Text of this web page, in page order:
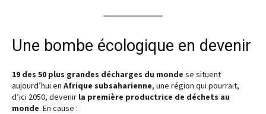
Une bombe écologique en devenir
19 des 50 plus grandes décharges du monde se situent
aujourd’hui en Afrique subsaharienne, une région qui pourrait,
d’ici 2050, devenir la première productrice de déchets au
monde. En cause :